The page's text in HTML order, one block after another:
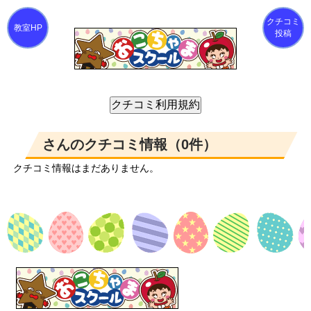
クチコミ
投稿
さんのクチコミ情報（0件）
クチコミ情報はまだありません。